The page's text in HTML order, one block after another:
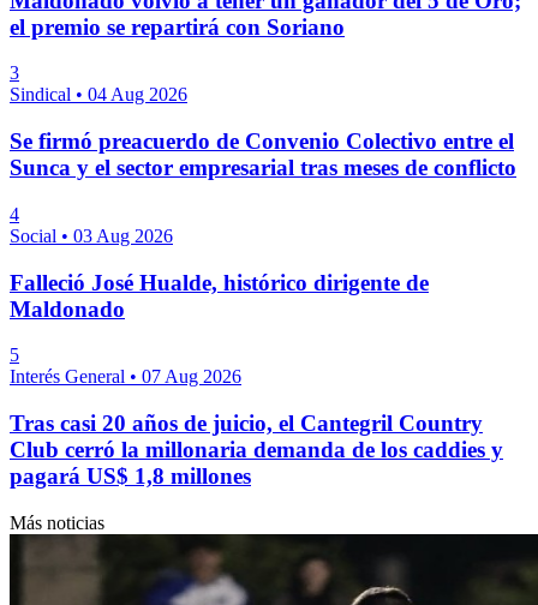
el premio se repartirá con Soriano
3
Sindical • 04 Aug 2026
Se firmó preacuerdo de Convenio Colectivo entre el
Sunca y el sector empresarial tras meses de conflicto
4
Social • 03 Aug 2026
Falleció José Hualde, histórico dirigente de
Maldonado
5
Interés General • 07 Aug 2026
Tras casi 20 años de juicio, el Cantegril Country
Club cerró la millonaria demanda de los caddies y
pagará US$ 1,8 millones
Más noticias